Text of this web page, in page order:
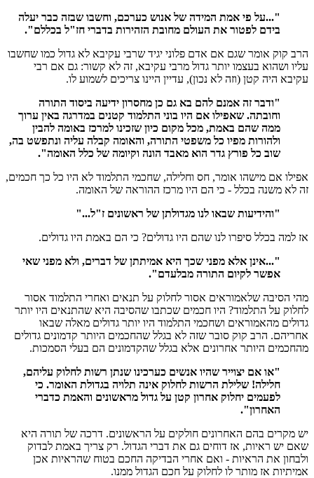
"...על פי אמת המידה של אנוש כערכם, וחשבו שבזה כבר יעלה
בידם לפטור את העולם מחובת הזהירות בדברי חז"ל בכללם".
הרב קוק אומר שגם אם אדם פלוני יגיד שרבי עקיבא לא גדול כמו שחשבו
עליו ושהוא בעצמו יותר גדול מרבי עקיבא, זה לא קשור: גם אם רבי
עקיבא היה קטן (וזה לא נכון), עדיין היינו צריכים לשמוע לו.
"ודבר זה אמנם להם בא גם כן מחסרון ידיעה ביסוד התורה
וחובתה. שאפילו אם היו בוני התלמוד קטנים במדרגה באין ערוך
ממה שהם באמת, מכל מקום כיון שזכינו למרכז באומה להבין
ולהורות מפיו כל משפטי התורה, והאומה קבלה עליה ונתפשט בה,
שוב כל פורץ גדר הוא מאבד הונה וקיומה של כלל האומה".
אפילו אם מישהו אומר, חס וחלילה, שחכמי התלמוד לא היו כל כך חכמים,
זה לא משנה בכלל - כי הם היו מרכז ההוראה של האומה.
"והידיעות שבאו לנו מגדולתן של ראשונים ז"ל..."
אז למה בכלל סיפרו לנו שהם היו גדולים? כי הם באמת היו גדולים.
"...אינן אלא מפני שכך היא אמיתתן של דברים, ולא מפני שאי
אפשר לקיום התורה מבלעדם".
מהי הסיבה שלאמוראים אסור לחלוק על תנאים ואחרי התלמוד אסור
לחלוק על התלמוד? היו חכמים שכתבו שהסיבה היא שהתנאים היו יותר
גדולים מהאמוראים ושחכמי התלמוד היו יותר גדולים מאלה שבאו
אחריהם. הרב קוק סובר שזה לא בגלל שהחכמים היותר קדמונים גדולים
מהחכמים היותר אחרונים אלא בגלל שהקדמונים הם בעלי הסמכות.
"או אם יצוייר שהיו אנשים כערכינו שנתן רשות לחלוק עליהם,
חלילה! שלילת הרשות לחלוק אינה תלויה בגדולת האומר. כי
לפעמים יחלוק אחרון קטן על גדול מראשונים והאמת כדברי
האחרון".
יש מקרים בהם האחרונים חולקים על הראשונים. דרכה של תורה היא
שאם יש ראיות, אז דוחים גם את דברי הגדול. רק צריך באמת לבדוק
ולבחון את הראיות - ואם אחרי הבדיקה החכם בטוח שהראיות אכן
אמיתיות אז מותר לו לחלוק על חכם הגדול ממנו.